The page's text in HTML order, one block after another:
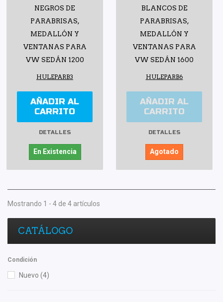
NEGROS DE
PARABRISAS,
MEDALLÓN Y
VENTANAS PARA
VW SEDÁN 1200
HULEPARB3
AÑADIR AL
CARRITO
DETALLES
En Existencia
BLANCOS DE
PARABRISAS,
MEDALLÓN Y
VENTANAS PARA
VW SEDÁN 1600
HULEPARB6
AÑADIR AL
CARRITO
DETALLES
Agotado
Mostrando 1 - 4 de 4 artículos
CATÁLOGO
Condición
Nuevo (4)